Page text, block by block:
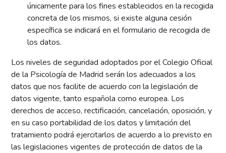
únicamente para los fines establecidos en la recogida
concreta de los mismos, si existe alguna cesión
específica se indicará en el formulario de recogida de
los datos.
Los niveles de seguridad adoptados por el Colegio Oficial
de la Psicología de Madrid serán los adecuados a los
datos que nos facilite de acuerdo con la legislación de
datos vigente, tanto española como europea. Los
derechos de acceso, rectificación, cancelación, oposición, y
en su caso portabilidad de los datos y limitación del
tratamiento podrá ejercitarlos de acuerdo a lo previsto en
las legislaciones vigentes de protección de datos de la